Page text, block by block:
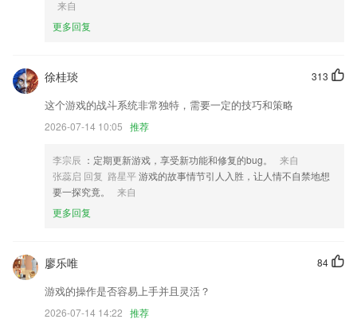
壹号娱乐模拟器下载安装更新了什么?
优化验车单相关模块
修改bug，隐私政策合规修改
隐私政策已改了，请审核时细心看下。
界面改版，体验更流畅
联系我们
以上就是壹号娱乐模拟器下载安装的介绍，如果您喜欢这款软件，您可以
到应用商店进行打分评论，说出您的使用经历，以帮助我们更好的对产品
来自
更多回复
313
徐桂琰
这个游戏的战斗系统非常独特，需要一定的技巧和策略
2026-07-14 10:05 推荐
李宗辰 ：定期更新游戏，享受新功能和修复的bug。
来自
张蕊启 回复 路星平游戏的故事情节引人入胜，让人情不自禁地想
要一探究竟。
来自
更多回复
84
廖乐唯
游戏的操作是否容易上手并且灵活？
2026-07-14 14:22 推荐